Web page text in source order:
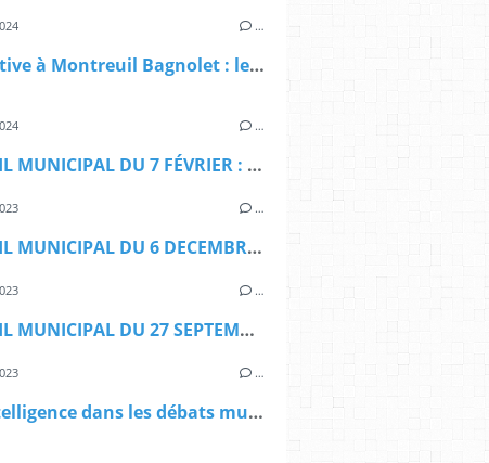
…
Legislative à Montreuil Bagnolet : le deuxième tour n'existe pas
…
CONSEIL MUNICIPAL DU 7 FÉVRIER : SE DÉBARRASSER
…
CONSEIL MUNICIPAL DU 6 DECEMBRE : Joyeuses fêtes
…
CONSEIL MUNICIPAL DU 27 SEPTEMBRE : DE PETITE POLITIQUE
…
De l'intelligence dans les débats municipaux